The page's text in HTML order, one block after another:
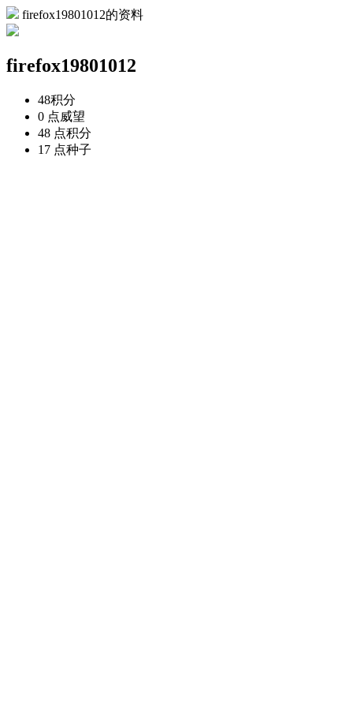
firefox19801012的资料
firefox19801012
48积分
0 点威望
48 点积分
17 点种子